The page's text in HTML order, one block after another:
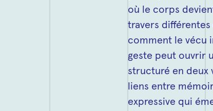
où le corps
travers
comment le vécu
geste peut ouvrir
structuré en deux
liens entre
expressive qui